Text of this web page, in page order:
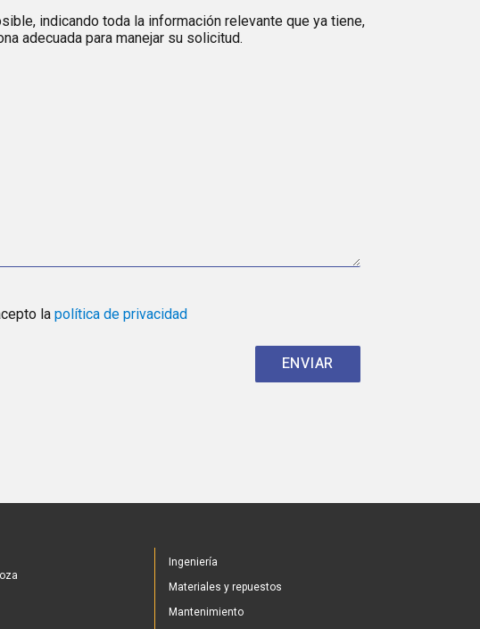
indicando toda la información relevante que ya tiene,
adecuada para manejar su solicitud.
la política de privacidad
Ingeniería
Materiales y repuestos
Mantenimiento